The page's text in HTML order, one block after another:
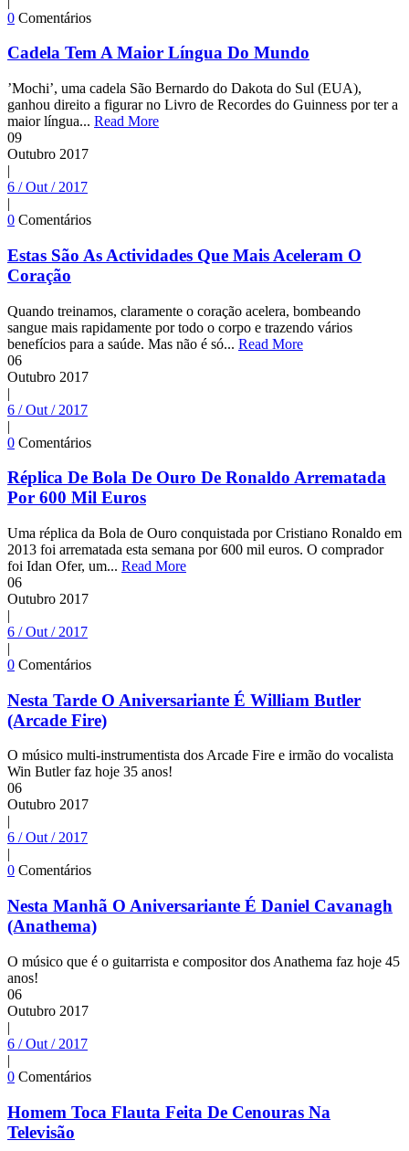
0 Comentários
Cadela Tem A Maior Língua Do Mundo
’Mochi’, uma cadela São Bernardo do Dakota do Sul (EUA),
ganhou direito a figurar no Livro de Recordes do Guinness por ter a
maior língua... Read More
09
Outubro 2017
|
6 / Out / 2017
|
0 Comentários
Estas São As Actividades Que Mais Aceleram O
Coração
Quando treinamos, claramente o coração acelera, bombeando
sangue mais rapidamente por todo o corpo e trazendo vários
benefícios para a saúde. Mas não é só... Read More
06
Outubro 2017
|
6 / Out / 2017
|
0 Comentários
Réplica De Bola De Ouro De Ronaldo Arrematada
Por 600 Mil Euros
Uma réplica da Bola de Ouro conquistada por Cristiano Ronaldo em
2013 foi arrematada esta semana por 600 mil euros. O comprador
foi Idan Ofer, um... Read More
06
Outubro 2017
|
6 / Out / 2017
|
0 Comentários
Nesta Tarde O Aniversariante É William Butler
(Arcade Fire)
O músico multi-instrumentista dos Arcade Fire e irmão do vocalista
Win Butler faz hoje 35 anos!
06
Outubro 2017
|
6 / Out / 2017
|
0 Comentários
Nesta Manhã O Aniversariante É Daniel Cavanagh
(Anathema)
O músico que é o guitarrista e compositor dos Anathema faz hoje 45
anos!
06
Outubro 2017
|
6 / Out / 2017
|
0 Comentários
Homem Toca Flauta Feita De Cenouras Na
Televisão